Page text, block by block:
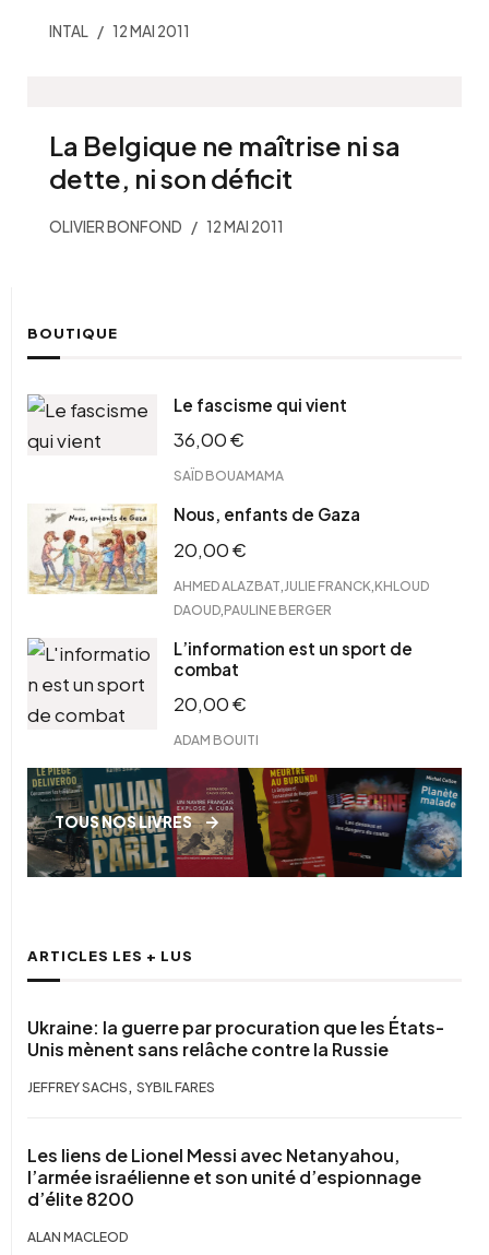
INTAL 12 MAI 2011
La Belgique ne maîtrise ni sa
dette, ni son déficit
OLIVIER BONFOND 12 MAI 2011
BOUTIQUE
Le fascisme qui vient
36,00€
SAÏD BOUAMAMA
Nous, enfants de Gaza
20,00€
AHMED ALAZBAT JULIE FRANCK KHLOUD
DAOUD PAULINE BERGER
L’information est un sport de
combat
20,00€
ADAM BOUITI
TOUS NOS LIVRES
ARTICLES LES + LUS
Ukraine: la guerre par procuration que les États-
Unis mènent sans relâche contre la Russie
JEFFREY SACHS , SYBIL FARES
Les liens de Lionel Messi avec Netanyahou,
l’armée israélienne et son unité d’espionnage
d’élite 8200
ALAN MACLEOD